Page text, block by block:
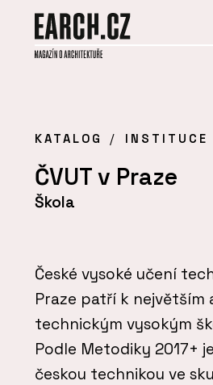
KATALOG INSTITUCE
ČVUT v Praze
Škola
České vysoké učení
Praze patří k největším
technickým vysokým
Podle Metodiky 2017+
českou technikou ve